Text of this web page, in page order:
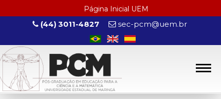
Página Inicial UEM
(44) 3011-4827 sec-pcm@uem.br